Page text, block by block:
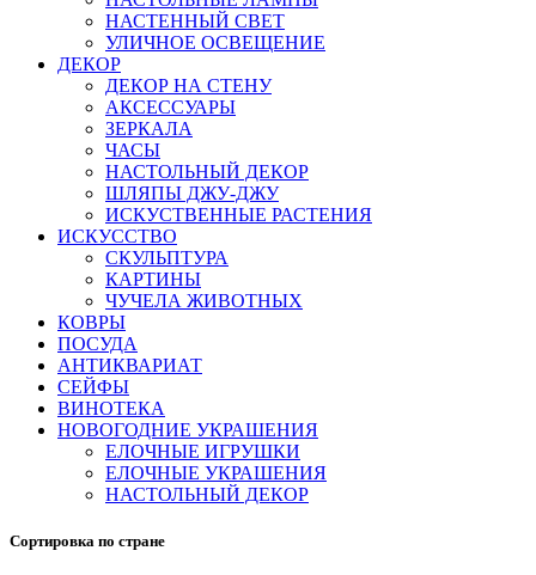
НАСТЕННЫЙ СВЕТ
УЛИЧНОЕ ОСВЕЩЕНИЕ
ДЕКОР
ДЕКОР НА СТЕНУ
АКСЕССУАРЫ
ЗЕРКАЛА
ЧАСЫ
НАСТОЛЬНЫЙ ДЕКОР
ШЛЯПЫ ДЖУ-ДЖУ
ИСКУСТВЕННЫЕ РАСТЕНИЯ
ИСКУССТВО
СКУЛЬПТУРА
КАРТИНЫ
ЧУЧЕЛА ЖИВОТНЫХ
КОВРЫ
ПОСУДА
АНТИКВАРИАТ
СЕЙФЫ
ВИНОТЕКА
НОВОГОДНИЕ УКРАШЕНИЯ
ЕЛОЧНЫЕ ИГРУШКИ
ЕЛОЧНЫЕ УКРАШЕНИЯ
НАСТОЛЬНЫЙ ДЕКОР
Сортировка по стране